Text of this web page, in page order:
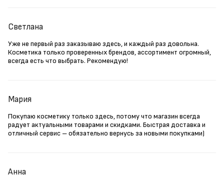
Светлана
Уже не первый раз заказываю здесь, и каждый раз довольна.
Косметика только проверенных брендов, ассортимент огромный,
всегда есть что выбрать. Рекомендую!
Мария
Покупаю косметику только здесь, потому что магазин всегда
радует актуальными товарами и скидками. Быстрая доставка и
отличный сервис – обязательно вернусь за новыми покупками)
Анна